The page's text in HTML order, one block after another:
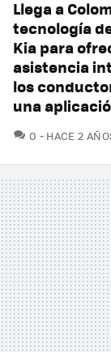
Llega a
tecnología
Kia para
asistencia
los
una
0 HACE 2